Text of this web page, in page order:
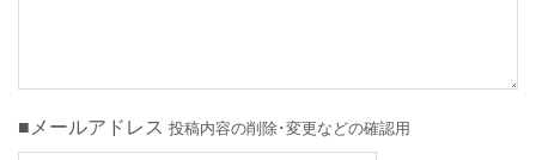
■メールアドレス 投稿内容の削除･変更などの確認用